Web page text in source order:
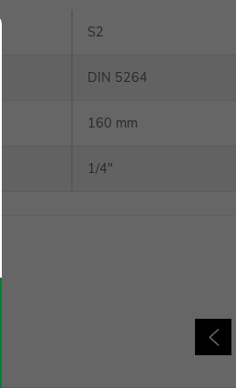
S2
DIN 5264
160 mm
1/4"